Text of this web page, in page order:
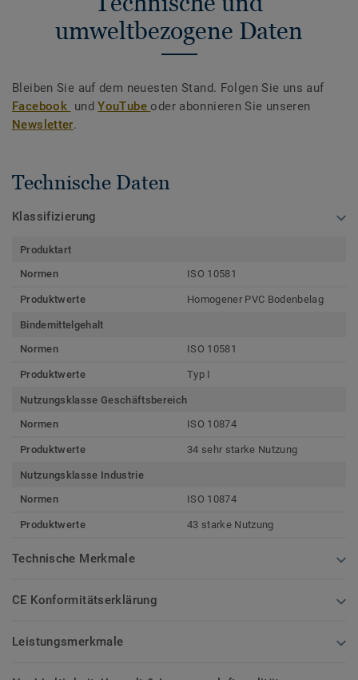
umweltbezogene Daten
Bleiben Sie auf dem neuesten Stand. Folgen Sie uns auf
Facebook undYouTubeoder abonnieren Sie unseren
Newsletter.
Technische Daten
Klassifizierung
Produktart
Normen
ISO 10581
Produktwerte Homogener PVC Bodenbelag
Bindemittelgehalt
Normen
ISO 10581
Produktwerte Typ I
Nutzungsklasse Geschäftsbereich
Normen
ISO 10874
Produktwerte 34 sehr starke Nutzung
Nutzungsklasse Industrie
Normen
ISO 10874
Produktwerte 43 starke Nutzung
Technische Merkmale
CE Konformitätserklärung
Leistungsmerkmale